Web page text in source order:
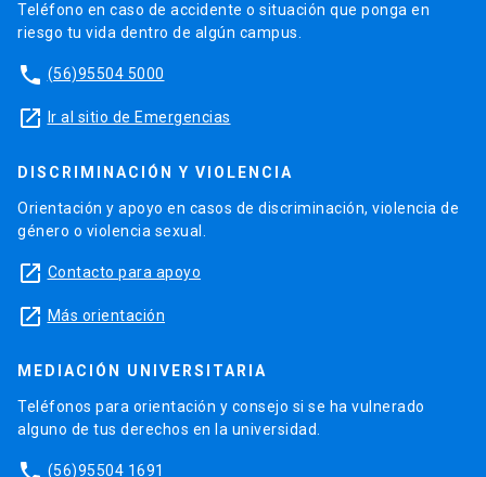
Teléfono en caso de accidente o situación que ponga en
riesgo tu vida dentro de algún campus.
phone (56)95504 5000
launch Ir al sitio de Emergencias
DISCRIMINACIÓN Y VIOLENCIA
Orientación y apoyo en casos de discriminación, violencia de
género o violencia sexual.
launch Contacto para apoyo
launch Más orientación
MEDIACIÓN UNIVERSITARIA
Teléfonos para orientación y consejo si se ha vulnerado
alguno de tus derechos en la universidad.
(56)95504 1691